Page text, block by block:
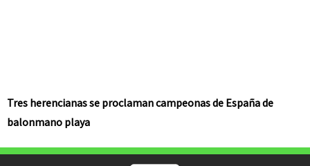
Tres herencianas se proclaman campeonas de España de
balonmano playa